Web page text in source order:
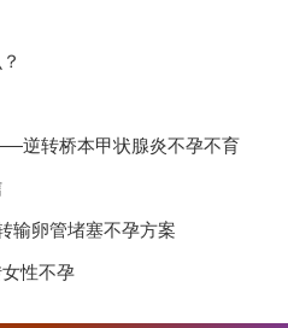
逆转桥本甲状腺炎不孕不育
输卵管堵塞不孕方案
性不孕